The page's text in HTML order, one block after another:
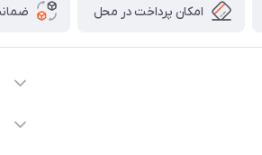
امکان پرداخت در محل